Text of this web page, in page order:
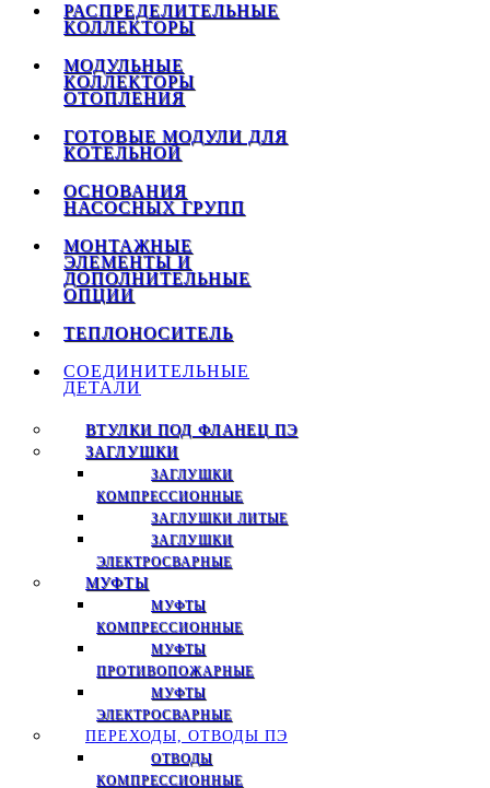
РАСПРЕДЕЛИТЕЛЬНЫЕ
КОЛЛЕКТОРЫ
МОДУЛЬНЫЕ
КОЛЛЕКТОРЫ
ОТОПЛЕНИЯ
ГОТОВЫЕ МОДУЛИ ДЛЯ
КОТЕЛЬНОЙ
ОСНОВАНИЯ
НАСОСНЫХ ГРУПП
МОНТАЖНЫЕ
ЭЛЕМЕНТЫ И
ДОПОЛНИТЕЛЬНЫЕ
ОПЦИИ
ТЕПЛОНОСИТЕЛЬ
СОЕДИНИТЕЛЬНЫЕ
ДЕТАЛИ
ВТУЛКИ ПОД ФЛАНЕЦ ПЭ
ЗАГЛУШКИ
ЗАГЛУШКИ
КОМПРЕССИОННЫЕ
ЗАГЛУШКИ ЛИТЫЕ
ЗАГЛУШКИ
ЭЛЕКТРОСВАРНЫЕ
МУФТЫ
МУФТЫ
КОМПРЕССИОННЫЕ
МУФТЫ
ПРОТИВОПОЖАРНЫЕ
МУФТЫ
ЭЛЕКТРОСВАРНЫЕ
ПЕРЕХОДЫ, ОТВОДЫ ПЭ
ОТВОДЫ
КОМПРЕССИОННЫЕ